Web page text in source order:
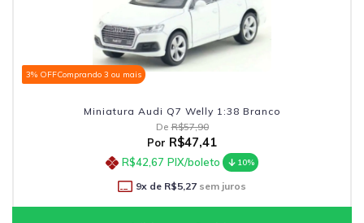
3% OFFComprando 3 ou mais
Miniatura Audi Q7 Welly 1:38 Branco
De R$57,90
Por R$47,41
R$42,67 PIX/boleto 10%
9x de R$5,27 sem juros